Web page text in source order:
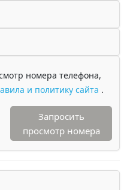
номера телефона,
и политику сайта .
Запросить
просмотр номера